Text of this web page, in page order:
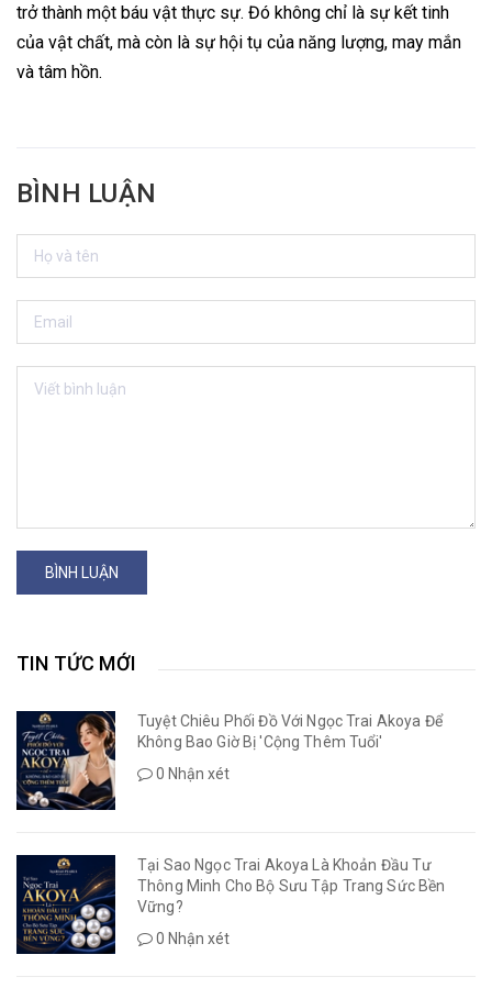
trở thành một báu vật thực sự. Đó không chỉ là sự kết tinh
của vật chất, mà còn là sự hội tụ của năng lượng, may mắn
và tâm hồn.
BÌNH LUẬN
BÌNH LUẬN
TIN TỨC MỚI
Tuyệt Chiêu Phối Đồ Với Ngọc Trai Akoya Để
Không Bao Giờ Bị 'Cộng Thêm Tuổi'
0 Nhận xét
Tại Sao Ngọc Trai Akoya Là Khoản Đầu Tư
Thông Minh Cho Bộ Sưu Tập Trang Sức Bền
Vững?
0 Nhận xét